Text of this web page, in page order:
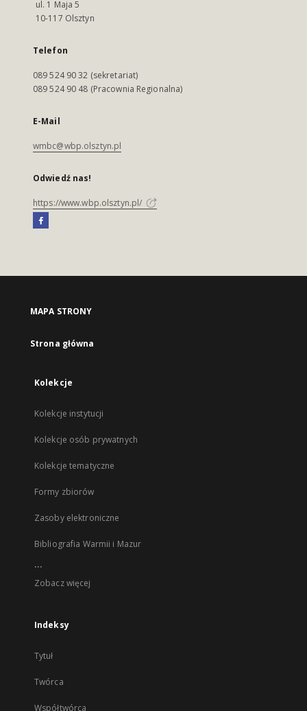
ul. 1 Maja 5
10-117 Olsztyn
Telefon
089 524 90 32 (sekretariat)
089 524 90 48 (Pracownia Regionalna)
E-Mail
wmbc@wbp.olsztyn.pl
Odwiedź nas!
https://www.wbp.olsztyn.pl/
MAPA STRONY
Strona główna
Kolekcje
Kolekcje instytucji
Kolekcje osób prywatnych
Kolekcje tematyczne
Formy zbiorów
Zasoby elektroniczne
Bibliografia Warmii i Mazur
...
Zobacz więcej
Indeksy
Tytuł
Twórca
Współtwórca